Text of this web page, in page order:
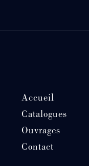
Accueil
Catalogues
Ouvrages
Contact